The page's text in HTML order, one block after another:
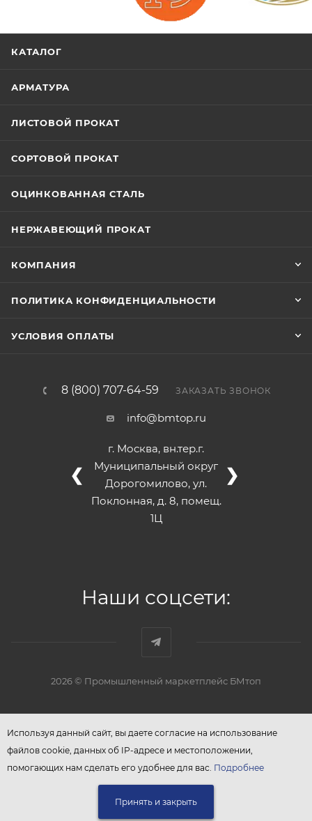
КАТАЛОГ
АРМАТУРА
ЛИСТОВОЙ ПРОКАТ
СОРТОВОЙ ПРОКАТ
ОЦИНКОВАННАЯ СТАЛЬ
НЕРЖАВЕЮЩИЙ ПРОКАТ
КОМПАНИЯ
ПОЛИТИКА КОНФИДЕНЦИАЛЬНОСТИ
УСЛОВИЯ ОПЛАТЫ
8 (800) 707-64-59 ЗАКАЗАТЬ ЗВОНОК
info@bmtop.ru
г. Москва, вн.тер.г.
Муниципальный округ
Дорогомилово, ул.
Поклонная, д. 8, помещ.
1Ц
❮ ❯
Наши соцсети:
2026 © Промышленный маркетплейс БМтоп
Используя данный сайт, вы даете согласие на использование
файлов cookie, данных об IP-адресе и местоположении,
помогающих нам сделать его удобнее для вас. Подробнее
Принять и закрыть